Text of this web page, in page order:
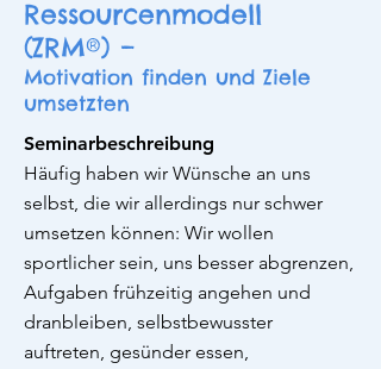
Ressourcenmodell
(ZRM®) –
Motivation finden und Ziele
umsetzten
Seminarbeschreibung
Häufig haben wir Wünsche an uns
selbst, die wir allerdings nur schwer
umsetzen können: Wir wollen
sportlicher sein, uns besser abgrenzen,
Aufgaben frühzeitig angehen und
dranbleiben, selbstbewusster
auftreten, gesünder essen,